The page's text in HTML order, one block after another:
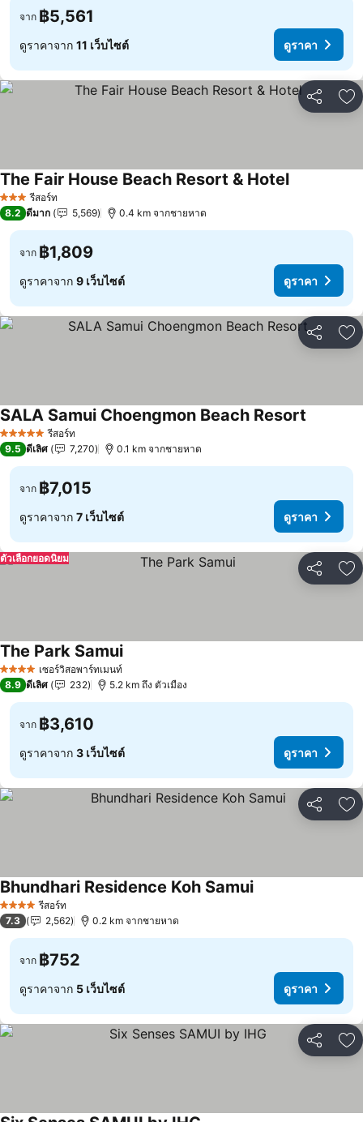
จาก ฿5,561
ดูราคาจาก 11 เว็บไซต์ ดูราคา
แชร์ เ
3 ดาว รีสอร์ท
The Fair House Beach Resort & Hotel
8.2 ดีมาก 5,569 0.4 km จากชายหาด
จาก ฿1,809
ดูราคาจาก 9 เว็บไซต์ ดูราคา
แชร์ เ
5 ดาว รีสอร์ท
SALA Samui Choengmon Beach Resort
9.5 ดีเลิศ 7,270 0.1 km จากชายหาด
จาก ฿7,015
ดูราคาจาก 7 เว็บไซต์ ดูราคา
แชร์ เ
ตัวเลือกยอดนิยม
4 ดาว เซอร์วิสอพาร์ทเมนท์
The Park Samui
8.9 ดีเลิศ 232 5.2 km ถึง ตัวเมือง
จาก ฿3,610
ดูราคาจาก 3 เว็บไซต์ ดูราคา
แชร์ เ
4 ดาว รีสอร์ท
Bhundhari Residence Koh Samui
7.3 2,562 0.2 km จากชายหาด
จาก ฿752
ดูราคาจาก 5 เว็บไซต์ ดูราคา
แชร์ เ